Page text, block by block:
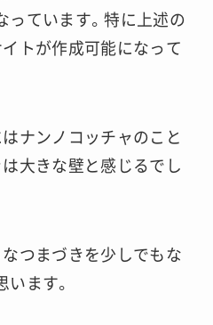
っています。特に上述の
トが作成可能になって
ナンノコッチャのこと
大きな壁と感じるでし
つまづきを少しでもな
ます。